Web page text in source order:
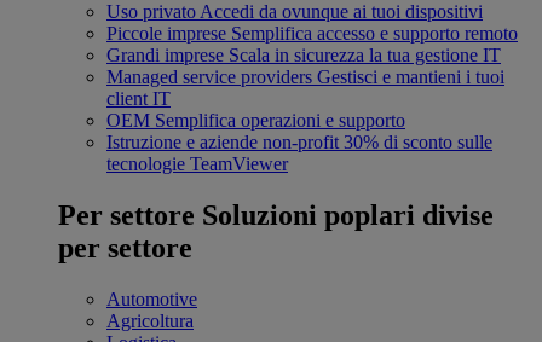
Uso privato Accedi da ovunque ai tuoi dispositivi
Piccole imprese Semplifica accesso e supporto remoto
Grandi imprese Scala in sicurezza la tua gestione IT
Managed service providers Gestisci e mantieni i tuoi
client IT
OEM Semplifica operazioni e supporto
Istruzione e aziende non-profit 30% di sconto sulle
tecnologie TeamViewer
Per settore Soluzioni poplari divise
per settore
Automotive
Agricoltura